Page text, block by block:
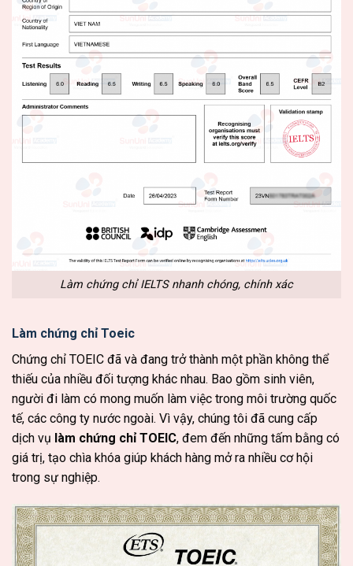
Làm chứng chỉ IELTS nhanh chóng, chính xác
Làm chứng chỉ Toeic
Chứng chỉ TOEIC đã và đang trở thành một phần không thể
thiếu của nhiều đối tượng khác nhau. Bao gồm sinh viên,
người đi làm có mong muốn làm việc trong môi trường quốc
tế, các công ty nước ngoài. Vì vậy, chúng tôi đã cung cấp
dịch vụ làm chứng chỉ TOEIC, đem đến những tấm bằng có
giá trị, tạo chìa khóa giúp khách hàng mở ra nhiều cơ hội
trong sự nghiệp.